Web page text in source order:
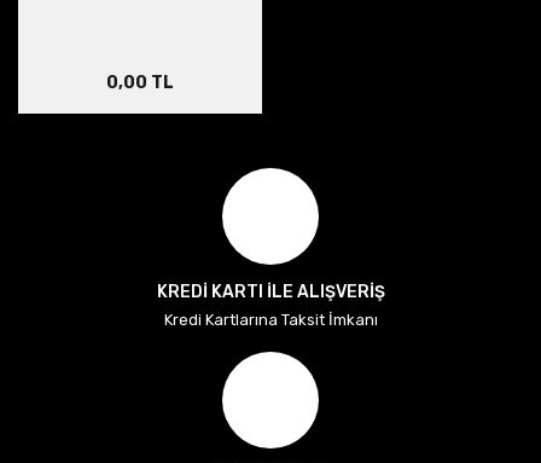
0,00 TL
KREDİ KARTI İLE ALIŞVERİŞ
Kredi Kartlarına Taksit İmkanı